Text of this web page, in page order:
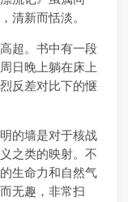
清新而恬淡。
超。书中有一段
日晚上躺在床上
反差对比下的惬
的墙是对于核战
之类的映射。不
生命力和自然气
无趣，非常扫